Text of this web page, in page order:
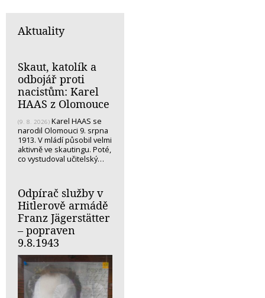
Aktuality
Skaut, katolík a
odbojář proti
nacistům: Karel
HAAS z Olomouce
(9. 8. 2026) Karel HAAS se
narodil Olomouci 9. srpna
1913. V mládí působil velmi
aktivně ve skautingu. Poté,
co vystudoval učitelský…
Odpírač služby v
Hitlerově armádě
Franz Jägerstätter
– popraven
9.8.1943